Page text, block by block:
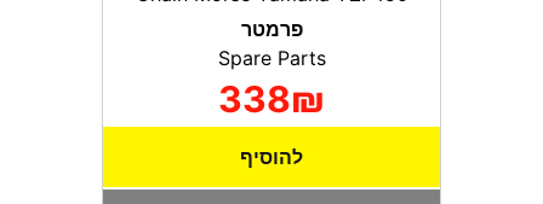
פרמטר
Spare Parts
338₪
להוסיף